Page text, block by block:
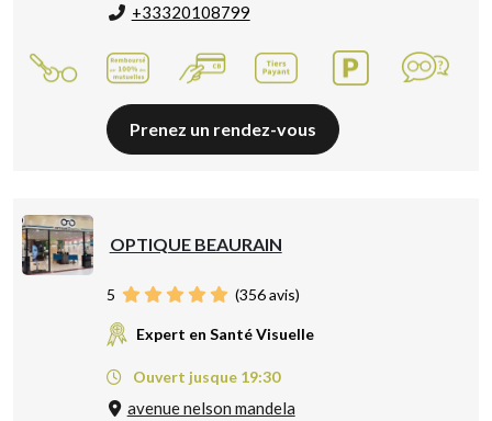
+33320108799
Prenez un rendez-vous
OPTIQUE BEAURAIN
5 (356avis)
Expert en Santé Visuelle
Ouvert jusque 19:30
avenue nelson mandela